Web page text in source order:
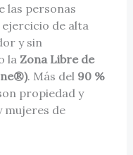
las personas
de alta
y sin
la Zona Libre de
. Más del 90 %
propiedad y
mujeres de